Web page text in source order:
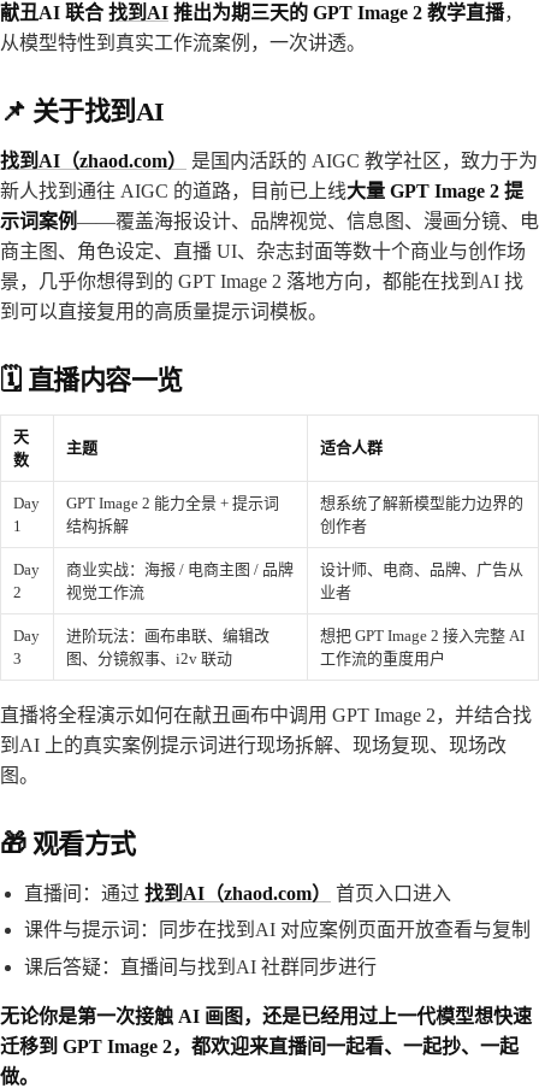
献丑AI 联合 找到AI 推出为期三天的 GPT Image 2 教学直播，
从模型特性到真实工作流案例，一次讲透。
📌 关于找到AI
找到AI（zhaod.com）
是国内活跃的 AIGC 教学社区，致力于为
新人找到通往 AIGC 的道路，目前已上线大量 GPT Image 2 提
示词案例——覆盖海报设计、品牌视觉、信息图、漫画分镜、电
商主图、角色设定、直播 UI、杂志封面等数十个商业与创作场
景，几乎你想得到的 GPT Image 2 落地方向，都能在找到AI 找
到可以直接复用的高质量提示词模板。
🗓️ 直播内容一览
天
数
主题 适合人群
Day
1
GPT Image 2 能力全景 + 提示词
结构拆解
想系统了解新模型能力边界的
创作者
Day
2
商业实战：海报 / 电商主图 / 品牌
视觉工作流
设计师、电商、品牌、广告从
业者
Day
3
进阶玩法：画布串联、编辑改
图、分镜叙事、i2v 联动
想把 GPT Image 2 接入完整 AI
工作流的重度用户
直播将全程演示如何在献丑画布中调用 GPT Image 2，并结合找
到AI 上的真实案例提示词进行现场拆解、现场复现、现场改
图。
🎁 观看方式
直播间：通过 找到AI（zhaod.com）
首页入口进入
课件与提示词：同步在找到AI 对应案例页面开放查看与复制
课后答疑：直播间与找到AI 社群同步进行
无论你是第一次接触 AI 画图，还是已经用过上一代模型想快速
迁移到 GPT Image 2，都欢迎来直播间一起看、一起抄、一起
做。